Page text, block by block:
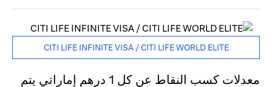
CITI LIFE INFINITE VISA / CITI LIFE WORLD ELITE
معدلات كسب النقاط عن كل 1 درهم إماراتي يتم